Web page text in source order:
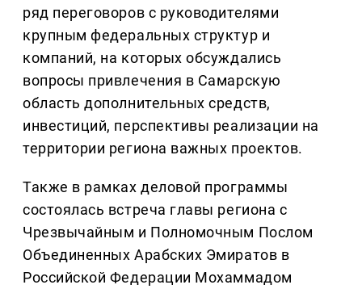
ряд переговоров с руководителями
крупным федеральных структур и
компаний, на которых обсуждались
вопросы привлечения в Самарскую
область дополнительных средств,
инвестиций, перспективы реализации на
территории региона важных проектов.
Также в рамках деловой программы
состоялась встреча главы региона с
Чрезвычайным и Полномочным Послом
Объединенных Арабских Эмиратов в
Российской Федерации Мохаммадом